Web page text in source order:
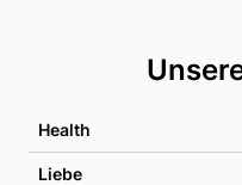
Health
Liebe